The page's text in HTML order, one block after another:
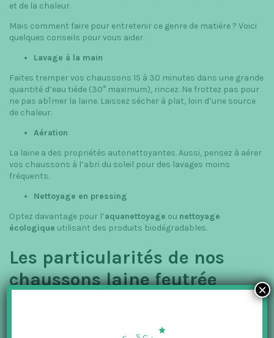
et de la chaleur.
Mais comment faire pour entretenir ce genre de matière ? Voici
quelques conseils pour vous aider.
Lavage à la main
Faites tremper vos chaussons 15 à 30 minutes dans une grande
quantité d’eau tiède (30° maximum), rincez. Ne frottez pas pour
ne pas abîmer la laine. Laissez sécher à plat, loin d’une source
de chaleur.
Aération
La laine a des propriétés autonettoyantes. Aussi, pensez à aérer
vos chaussons à l’abri du soleil pour des lavages moins
fréquents.
Nettoyage en pressing
Optez davantage pour l’aquanettoyage ou nettoyage
écologique utilisant des produits biodégradables.
Les particularités de nos
chaussons laine feutrée
×